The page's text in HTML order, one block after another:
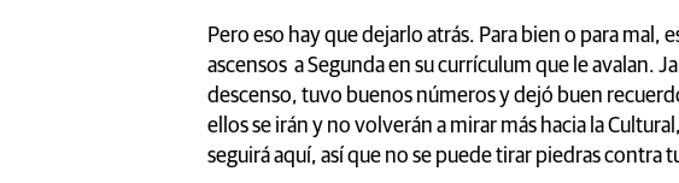
Pero eso hay que dejarlo atrás. Para bien o para mal,
ascensos a Segunda en su currículum que le avalan.
descenso, tuvo buenos números y dejó buen
ellos se irán y no volverán a mirar más hacia la
seguirá aquí, así que no se puede tirar piedras contra